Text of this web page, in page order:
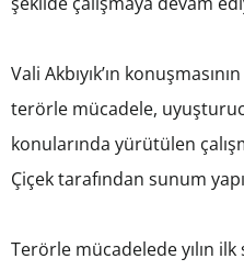
Vali Akbıyık’ın
terörle mücadele,
konularında yürütülen
Çiçek tarafından sunum
Terörle mücadelede yılın ilk